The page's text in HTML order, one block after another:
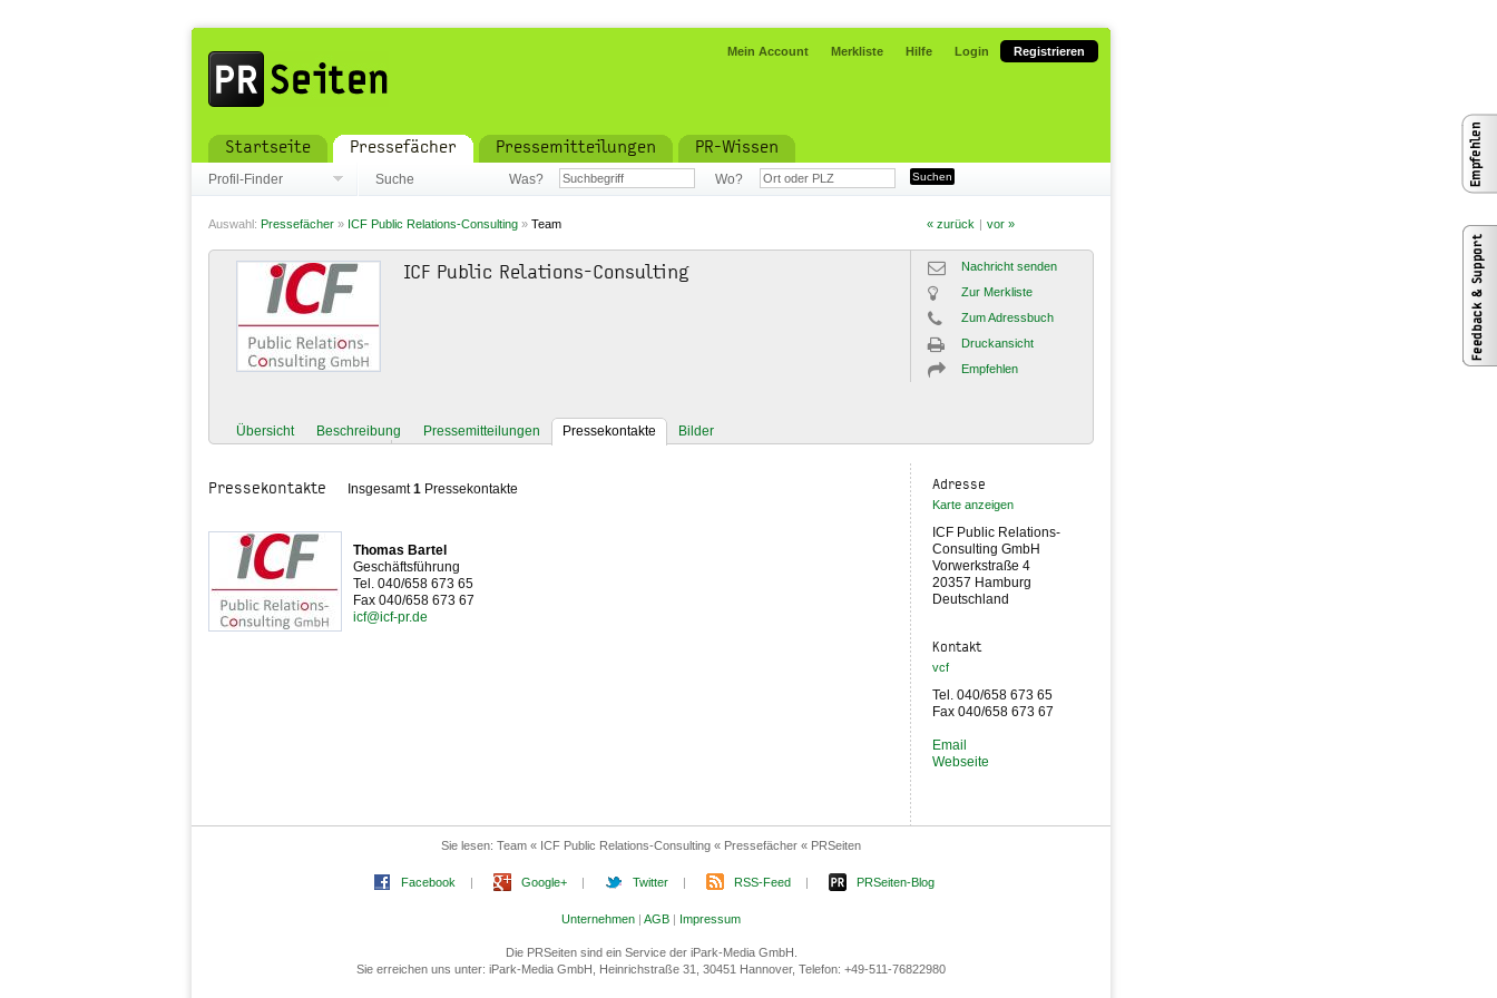
Mein Account Merkliste Hilfe Login Registrieren
Startseite Pressefächer Pressemitteilungen PR-Wissen
Profil-Finder Suche Was? Wo?
Auswahl: Pressefächer » ICF Public Relations-Consulting » Team « zurück | vor »
ICF Public Relations-Consulting
Übersicht Beschreibung Pressemitteilungen Pressekontakte Bilder
Nachricht senden
Zur Merkliste
Zum Adressbuch
Druckansicht
Empfehlen
Pressekontakte Insgesamt1 Pressekontakte
Thomas Bartel
Geschäftsführung
Tel. 040/658 673 65
Fax 040/658 673 67
icf@icf-pr.de
Adresse
Karte anzeigen
ICF Public Relations-
Consulting GmbH
Vorwerkstraße 4
20357 Hamburg
Deutschland
Kontakt
vcf
Tel. 040/658 673 65
Fax 040/658 673 67
Email
Webseite
Sie lesen: Team « ICF Public Relations-Consulting « Pressefächer « PRSeiten
Facebook | Google+ | Twitter | RSS-Feed | PRSeiten-Blog
Unternehmen | AGB | Impressum
Die PRSeiten sind ein Service der iPark-Media GmbH.
Sie erreichen uns unter: iPark-Media GmbH, Heinrichstraße 31, 30451 Hannover, Telefon: +49-511-76822980